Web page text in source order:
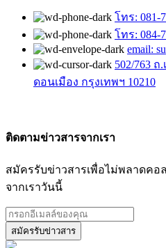
โทร: 081-
โทร: 084-
email:
502/763
ดอนเมือง กรุงเทพฯ 10210
ติดตามข่าวสารจากเรา
สมัครรับข่าวสารเพื่อไม่พลาดคอ
จากเราวันนี้